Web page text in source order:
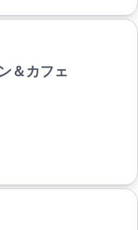
＆カフェ